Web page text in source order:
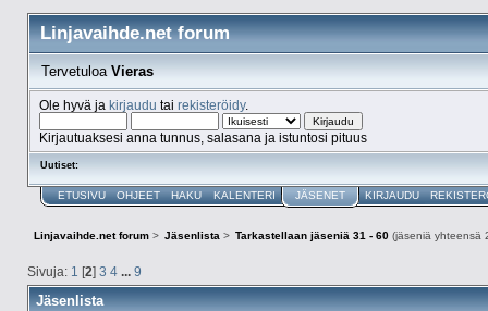
Linjavaihde.net forum
TervetuloaVieras
Ole hyvä ja kirjaudu tai rekisteröidy.
Kirjautuaksesi anna tunnus, salasana ja istuntosi pituus
Uutiset:
ETUSIVU OHJEET HAKU KALENTERI JÄSENET KIRJAUDU
Linjavaihde.net forum> Jäsenlista > Tarkastellaan jäseniä 31 - 60 (jäseniä yhteensä
Sivuja: 1 [2] 3 4 ... 9
Jäsenlista